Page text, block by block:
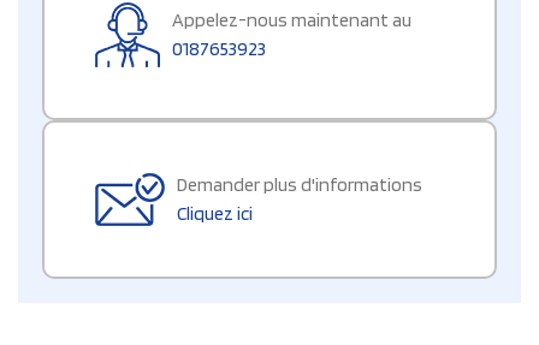
Appelez-nous maintenant au
0187653923
Demander plus d'informations
Cliquez ici